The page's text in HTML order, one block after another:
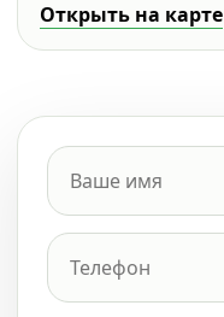
Открыть на карте